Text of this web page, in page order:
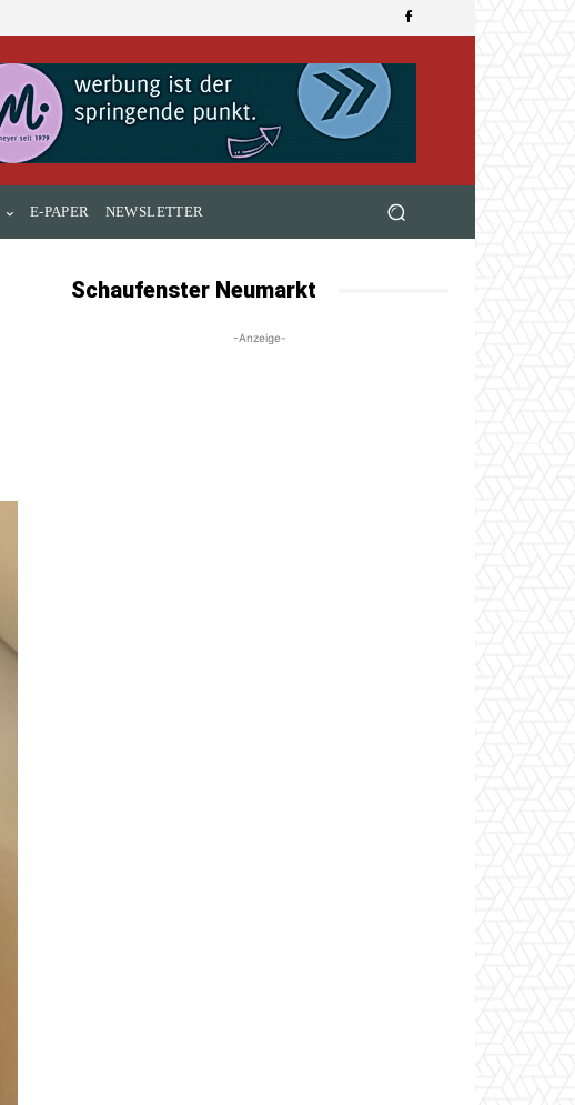
E-PAPER NEWSLETTER
Schaufenster Neumarkt
-Anzeige-